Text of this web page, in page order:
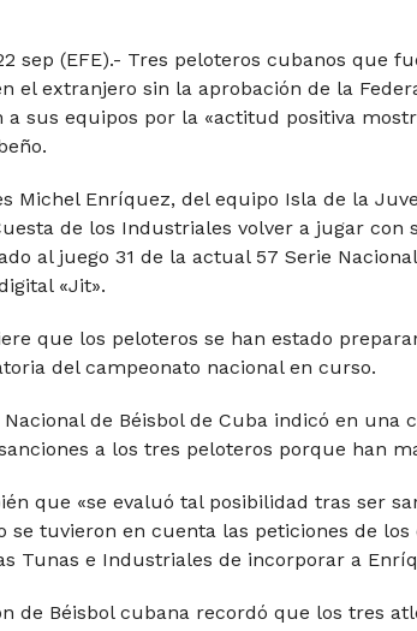
sep (EFE).- Tres peloteros cubanos que
el extranjero sin la aprobación de la
a sus equipos por la «actitud positiva
Michel Enríquez, del equipo Isla de la
de los Industriales volver a jugar con
al juego 31 de la actual 57 Serie
«Jit».
que los peloteros se han estado
del campeonato nacional en curso.
de Béisbol de Cuba indicó en
a los tres peloteros porque han
que «se evaluó tal posibilidad tras ser
se tuvieron en cuenta las peticiones de
Tunas e Industriales de incorporar a
de Béisbol cubana recordó que los tres